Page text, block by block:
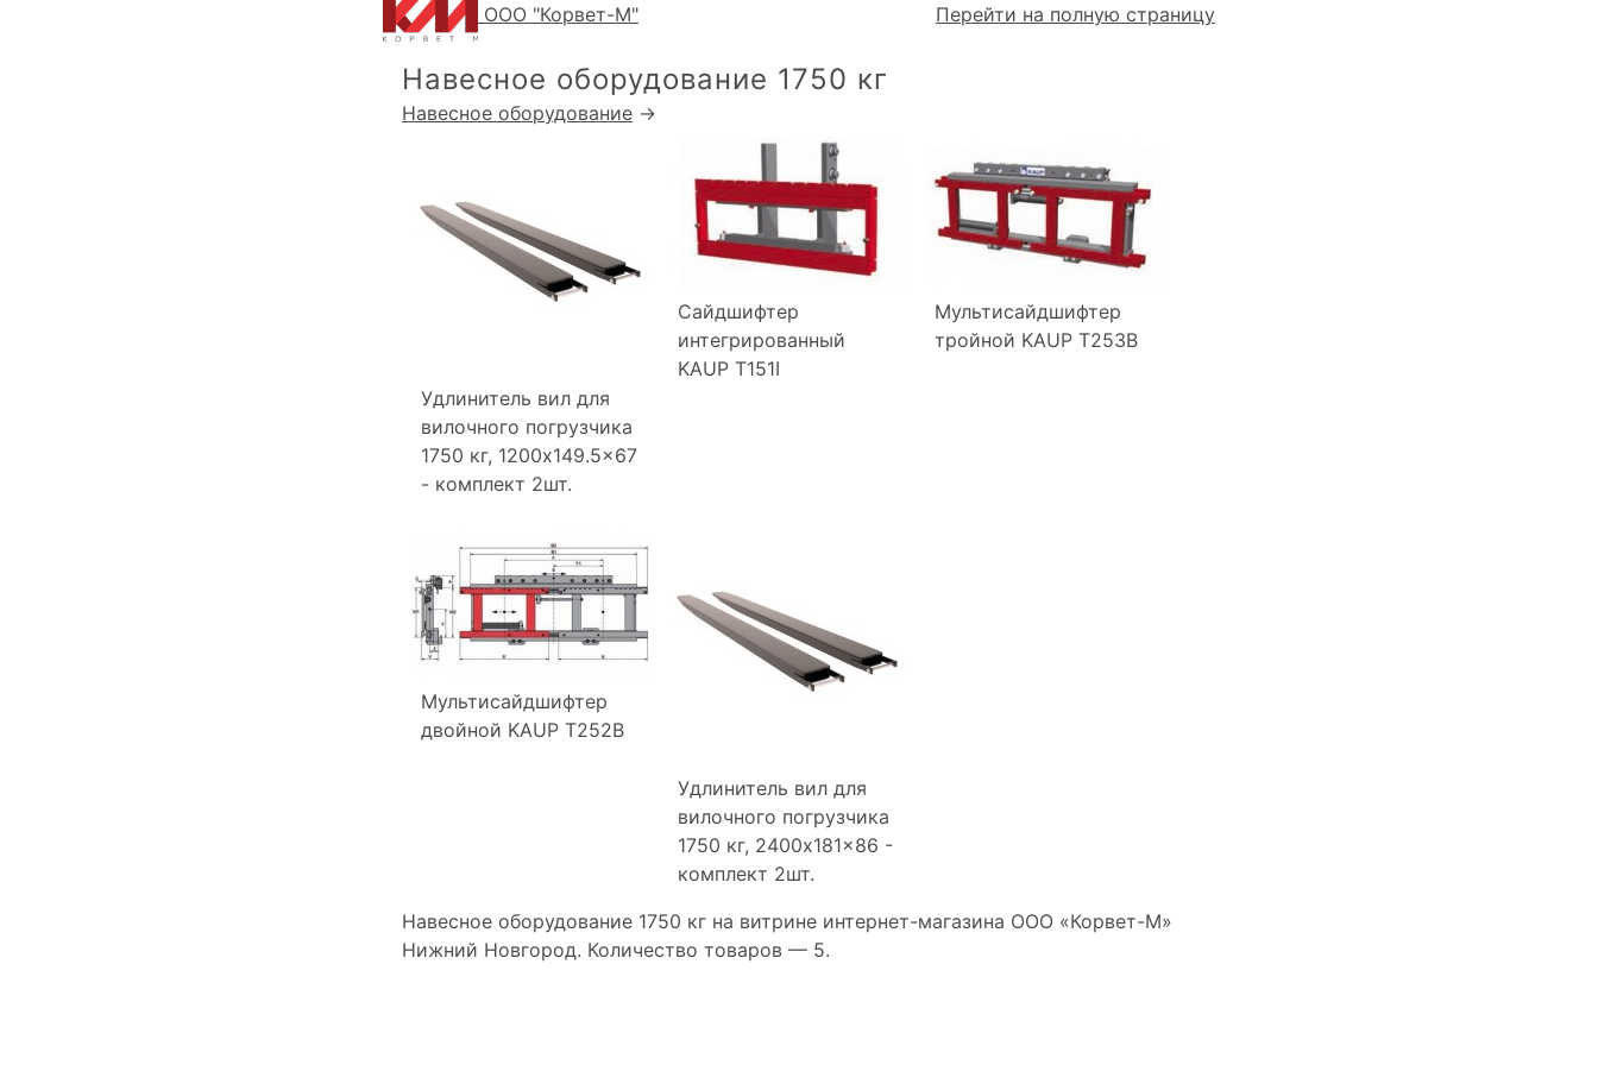
ООО "Корвет-М" Перейти на полную страницу
Навесное оборудование 1750 кг
Навесное оборудование →
Удлинитель вил для
вилочного погрузчика
1750 кг, 1200x149.5x67
- комплект 2шт.
Сайдшифтер
интегрированный
KAUP T151I
Мультисайдшифтер
тройной KAUP Т253В
Мультисайдшифтер
двойной KAUP T252B
Удлинитель вил для
вилочного погрузчика
1750 кг, 2400x181x86 -
комплект 2шт.
Навесное оборудование 1750 кг на витрине интернет-магазина ООО «Корвет-М»
Нижний Новгород. Количество товаров — 5.